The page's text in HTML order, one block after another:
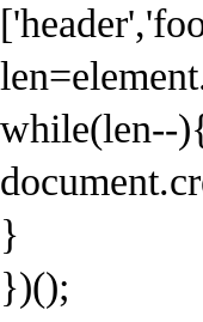
while(len--
}
})();